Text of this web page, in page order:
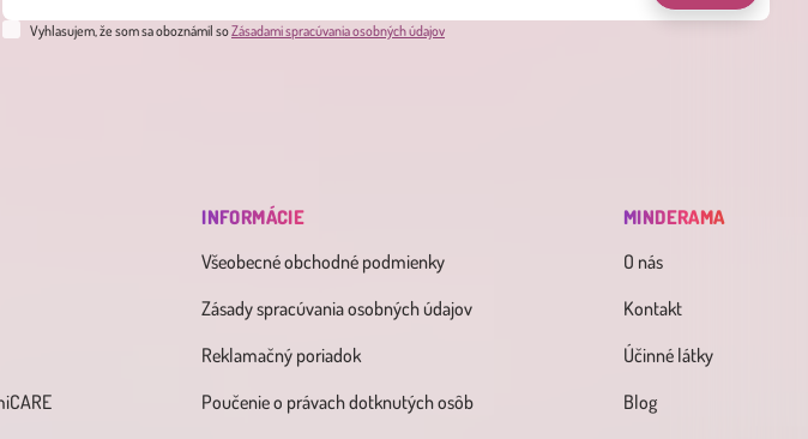
Vyhlasujem, že som sa oboznámil soZásadami spracúvania osobných údajov
INFORMÁCIE
Všeobecné obchodné podmienky
Zásady spracúvania osobných údajov
Reklamačný poriadok
Poučenie o právach dotknutých osôb
MINDERAMA
O nás
Kontakt
Účinné látky
Blog